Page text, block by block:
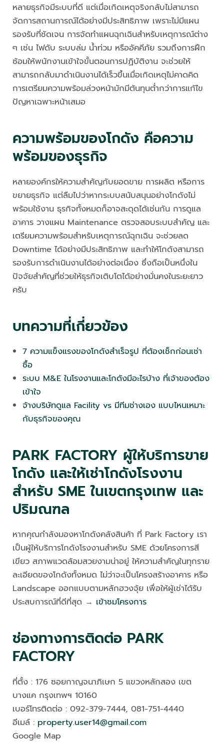
หลายธุรกิจมีระบบที่ดี แต่เมื่อเกิดเหตุจริงกลับไม่สามารถ
จัดการสถานการณ์ได้อย่างมีประสิทธิภาพ เพราะไม่มีแผน
รองรับที่ชัดเจน การจัดทำแผนฉุกเฉินสำหรับเหตุการณ์ต่าง
ๆ เช่น ไฟดับ ระบบล่ม น้ำท่วม หรืออัคคีภัย รวมถึงการฝึก
ซ้อมให้พนักงานเข้าใจขั้นตอนการปฏิบัติงาน จะช่วยให้
สามารถกลับมาดำเนินงานได้เร็วขึ้นเมื่อเกิดเหตุไม่คาดคิด
การเตรียมความพร้อมล่วงหน้ามักมีต้นทุนต่ำกว่าการแก้ไข
ปัญหาเฉพาะหน้าเสมอ
ความพร้อมของโกดัง คือความ
พร้อมของธุรกิจ
หลายองค์กรให้ความสำคัญกับยอดขาย การผลิต หรือการ
ขยายธุรกิจ แต่ลืมไปว่าหากระบบสนับสนุนอย่างโกดังไม่
พร้อมใช้งาน ธุรกิจทั้งหมดก็อาจสะดุดได้เช่นกัน การดูแล
อาคาร วางแผน Maintenance ตรวจสอบระบบสำคัญ และ
เตรียมความพร้อมสำหรับเหตุการณ์ฉุกเฉิน จะช่วยลด
Downtime ได้อย่างมีประสิทธิภาพ และทำให้โกดังสามารถ
รองรับการดำเนินงานได้อย่างต่อเนื่อง ซึ่งถือเป็นหนึ่งใน
ปัจจัยสำคัญที่ช่วยให้ธุรกิจเติบโตได้อย่างมั่นคงในระยะยาว
ครับ
บทความที่เกี่ยวข้อง
7 ความแข็งแรงของโกดังสำเร็จรูป ที่ต้องเช็กก่อนเช่า
ซื้อ
ระบบ M&E ในโรงงานและโกดังมีอะไรบ้าง ที่เจ้าของต้อง
เข้าใจ
จ้างบริษัทดูแล Facility vs มีทีมช่างเอง แบบไหนเหมาะ
กับธุรกิจของคุณ
PARK FACTORY ผู้ให้บริการขาย
โกดัง และให้เช่าโกดังโรงงาน
สำหรับ SME ในเขตกรุงเทพ และ
ปริมณฑล
หากคุณกำลังมองหาโกดังคลังสินค้า ที่ Park Factory เรา
เป็นผู้ให้บริการโกดังโรงงานสำหรับ SME ด้วยโครงการสี
เขียว สภาพแวดล้อมสวยงามน่าอยู่ ให้ความสำคัญในทุกราย
ละเอียดของโกดังทั้งหมด ไม่ว่าจะเป็นโครงสร้างอาคาร หรือ
Landscape ออกแบบตามหลักฮวงจุ้ย เพื่อให้ผู้เช่าได้รับ
ประสบการณ์ที่ดีที่สุด → เข้าชมโครงการ
ช่องทางการติดต่อ PARK
FACTORY
ที่ตั้ง : 176 ซอยกาญจนาภิเษก 5 แขวงหลักสอง เขต
บางแค กรุงเทพฯ 10160
เบอร์โทรติดต่อ : 092-379-7444, 081-751-4440
อีเมล์ : property.user14@gmail.com
Google Map